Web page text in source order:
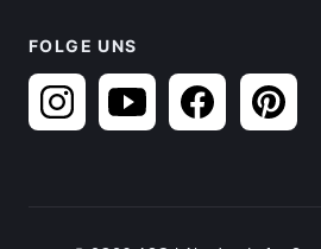
FOLGE UNS